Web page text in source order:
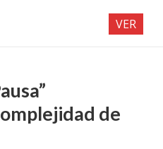
de
VER